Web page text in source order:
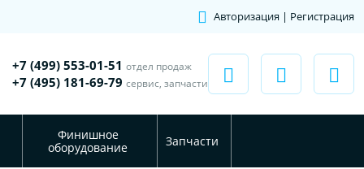
Авторизация | Регистрация
+7 (499) 553-01-51 отдел продаж
+7 (495) 181-69-79 сервис, запчасти
Финишное
оборудование
Запчасти